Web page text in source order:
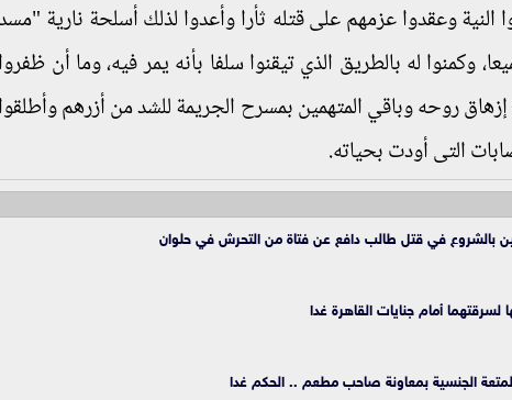
النية وعقدوا عزمهم على قتله ثأرا وأعدوا لذلك أسلحة نارية
وكمنوا له بالطريق الذي تيقنوا سلفا بأنه يمر فيه، وما أن
إزهاق روحه وباقي المتهمين بمسرح الجريمة للشد من أزرهم وأطلقوا
التى أودت بحياته.
بالشروع في قتل طالب دافع عن فتاة من التحرش في حلوان
لسرقتهما أمام جنايات القاهرة غدا
الجنسية بمعاونة صاحب مطعم .. الحكم غدا